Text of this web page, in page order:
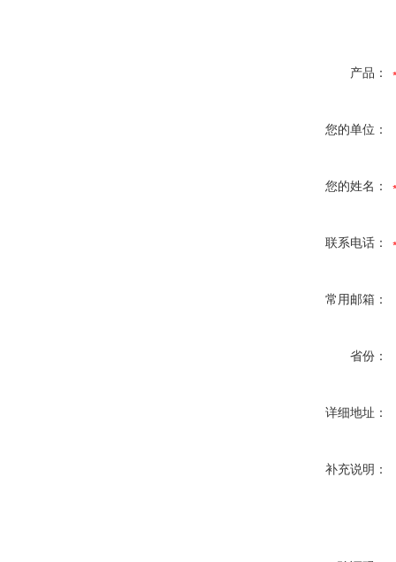
产品：
您的单位：
您的姓名：
联系电话：
常用邮箱：
省份：
详细地址：
补充说明：